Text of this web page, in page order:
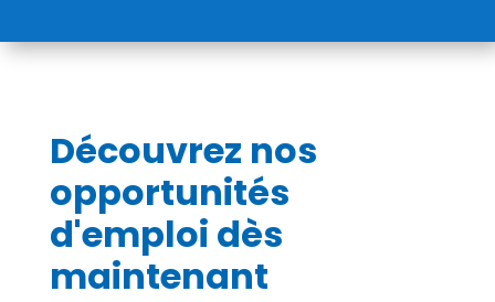
Découvrez nos
opportunités
d'emploi dès
maintenant